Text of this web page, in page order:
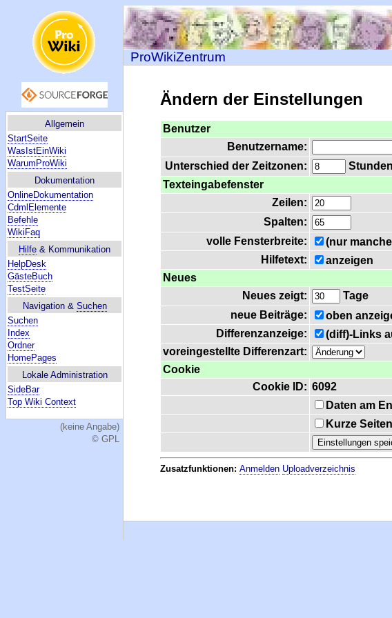
Allgemein
StartSeite
WasIstEinWiki
WarumProWiki
Dokumentation
OnlineDokumentation
CdmlElemente
Befehle
WikiFaq
Hilfe & Kommunikation
HelpDesk
GästeBuch
TestSeite
Navigation & Suchen
Suchen
Index
Ordner
HomePages
Lokale Administration
SideBar
Top Wiki Context
(keine Angabe)
© GPL
ProWikiZentrum
Ändern der Einstellungen
Benutzer
Benutzername:
Unterschied der Zeitzonen:
Texteingabefenster
Zeilen:
Spalten:
volle Fensterbreite:
(nur
Hilfetext:
anzeigen
Neues
Neues zeigt:
Tage
neue Beiträge:
oben
Differenzanzeige:
(diff)-Links
voreingestellte Differenzart:
Cookie
Cookie ID: 6092
Daten am
Kurze
Zusatzfunktionen:Anmelden Uploadverzeichnis